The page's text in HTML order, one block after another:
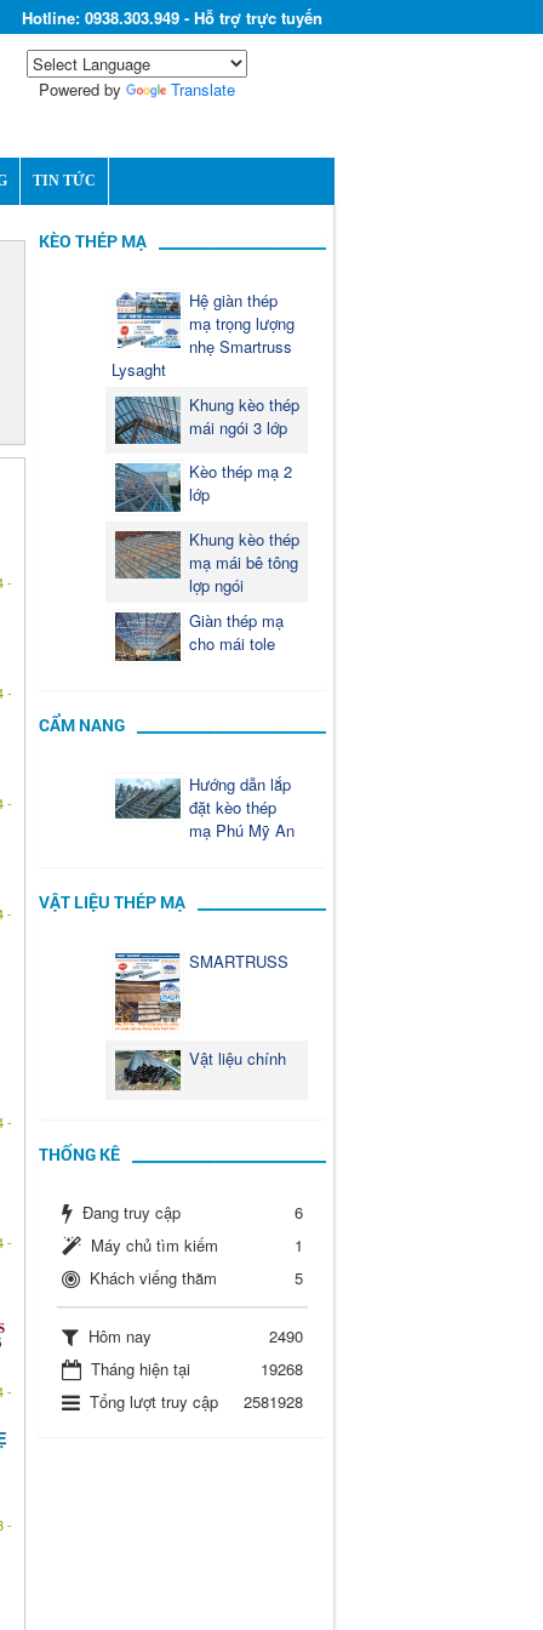
Hotline: 0938.303.949 - Hỗ trợ trực tuyến
Powered by Translate
TIN TỨC
-
-
-
-
-
-
-
-
KÈO THÉP MẠ
Hệ giàn thép
mạ trọng lượng
nhẹ Smartruss
Lysaght
Khung kèo thép
mái ngói 3 lớp
Kèo thép mạ 2
lớp
Khung kèo thép
mạ mái bê tông
lợp ngói
Giàn thép mạ
cho mái tole
CẨM NANG
Hướng dẫn lắp
đặt kèo thép
mạ Phú Mỹ An
VẬT LIỆU THÉP MẠ
SMARTRUSS
Vật liệu chính
THỐNG KÊ
Đang truy cập
6
Máy chủ tìm kiếm
1
Khách viếng thăm
5
Hôm nay
2490
Tháng hiện tại
19268
Tổng lượt truy cập
2581928